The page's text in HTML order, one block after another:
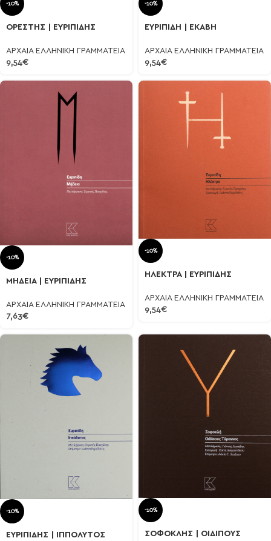
-10%
ΟΡΕΣΤΗΣ | ΕΥΡΙΠΙΔΗΣ
ΑΡΧΑΙΑ ΕΛΛΗΝΙΚΗ ΓΡΑΜΜΑΤΕΙΑ
9,54€
-10%
ΕΥΡΙΠΙΔΗ | ΕΚΑΒΗ
ΑΡΧΑΙΑ ΕΛΛΗΝΙΚΗ ΓΡΑΜΜΑΤΕΙΑ
9,54€
-10%
ΜΗΔΕΙΑ | ΕΥΡΙΠΙΔΗΣ
ΑΡΧΑΙΑ ΕΛΛΗΝΙΚΗ ΓΡΑΜΜΑΤΕΙΑ
7,63€
-10%
ΗΛΕΚΤΡΑ | ΕΥΡΙΠΙΔΗΣ
ΑΡΧΑΙΑ ΕΛΛΗΝΙΚΗ ΓΡΑΜΜΑΤΕΙΑ
9,54€
-10%
ΕΥΡΙΠΙΔΗΣ | ΙΠΠΟΛΥΤΟΣ
-10%
ΣΟΦΟΚΛΗΣ | ΟΙΔΙΠΟΥΣ